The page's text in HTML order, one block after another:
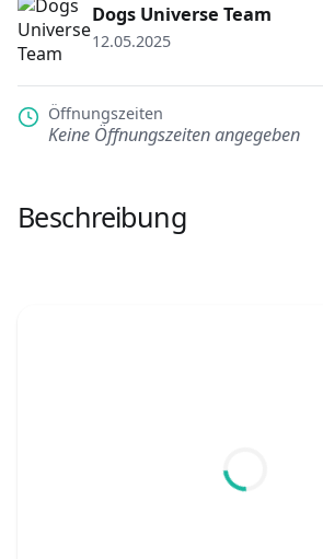
Dogs Universe Team
12.05.2025
Öffnungszeiten
Keine Öffnungszeiten angegeben
Beschreibung